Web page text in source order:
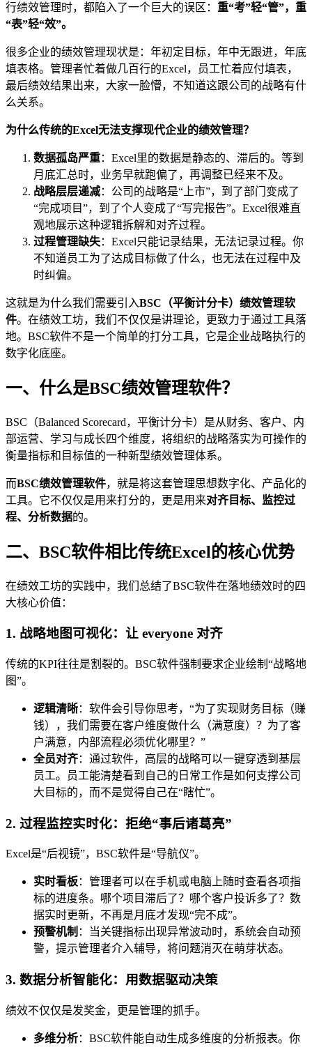
行绩效管理时，都陷入了一个巨大的误区： 重“考”轻“管”，重
“表”轻“效”。
很多企业的绩效管理现状是：年初定目标，年中无跟进，年底
填表格。管理者忙着做几百行的Excel，员工忙着应付填表，
最后绩效结果出来，大家一脸懵，不知道这跟公司的战略有什
么关系。
为什么传统的Excel无法支撑现代企业的绩效管理？
数据孤岛严重：Excel里的数据是静态的、滞后的。等到
月底汇总时，业务早就跑偏了，再调整已经来不及。
战略层层递减：公司的战略是“上市”，到了部门变成了
“完成项目”，到了个人变成了“写完报告”。Excel很难直
观地展示这种逻辑拆解和对齐过程。
过程管理缺失：Excel只能记录结果，无法记录过程。你
不知道员工为了达成目标做了什么，也无法在过程中及
时纠偏。
这就是为什么我们需要引入BSC（平衡计分卡）绩效管理软
件。在绩效工坊，我们不仅仅是讲理论，更致力于通过工具落
地。BSC软件不是一个简单的打分工具，它是企业战略执行的
数字化底座。
一、什么是BSC绩效管理软件？
BSC（Balanced Scorecard，平衡计分卡）是从财务、客户、内
部运营、学习与成长四个维度，将组织的战略落实为可操作的
衡量指标和目标值的一种新型绩效管理体系。
而BSC绩效管理软件，就是将这套管理思想数字化、产品化的
工具。它不仅仅是用来打分的，更是用来对齐目标、监控过
程、分析数据的。
二、BSC软件相比传统Excel的核心优势
在绩效工坊的实践中，我们总结了BSC软件在落地绩效时的四
大核心价值：
1. 战略地图可视化：让 everyone 对齐
传统的KPI往往是割裂的。BSC软件强制要求企业绘制“战略地
图”。
逻辑清晰：软件会引导你思考，“为了实现财务目标（赚
钱），我们需要在客户维度做什么（满意度）？为了客
户满意，内部流程必须优化哪里？”
全员对齐：通过软件，高层的战略可以一键穿透到基层
员工。员工能清楚看到自己的日常工作是如何支撑公司
大目标的，而不是觉得自己在“瞎忙”。
2. 过程监控实时化：拒绝“事后诸葛亮”
Excel是“后视镜”，BSC软件是“导航仪”。
实时看板：管理者可以在手机或电脑上随时查看各项指
标的进度条。哪个项目滞后了？哪个客户投诉多了？数
据实时更新，不再是月底才发现“完不成”。
预警机制 ：当关键指标出现异常波动时，系统会自动预
警，提示管理者介入辅导，将问题消灭在萌芽状态。
3. 数据分析智能化：用数据驱动决策
绩效不仅仅是发奖金，更是管理的抓手。
多维分析：BSC软件能自动生成多维度的分析报表。你